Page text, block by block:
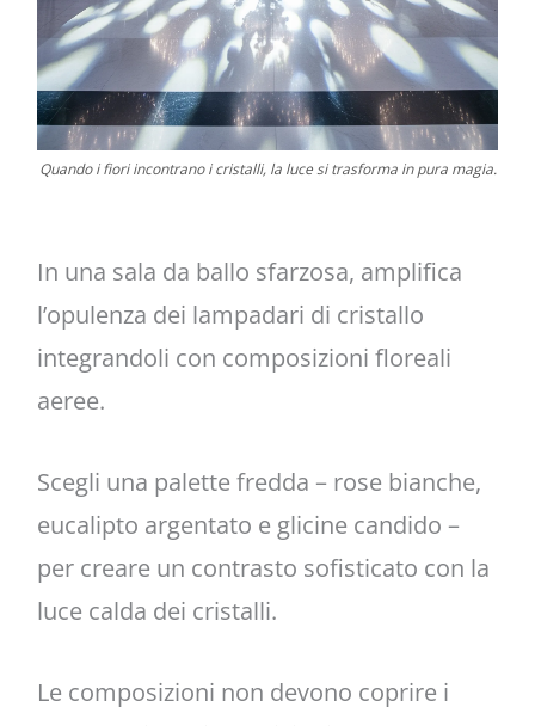
Quando i fiori incontrano i cristalli, la luce si trasforma in pura magia.
In una sala da ballo sfarzosa, amplifica
l’opulenza dei lampadari di cristallo
integrandoli con composizioni floreali
aeree.
Scegli una palette fredda – rose bianche,
eucalipto argentato e glicine candido –
per creare un contrasto sofisticato con la
luce calda dei cristalli.
Le composizioni non devono coprire i